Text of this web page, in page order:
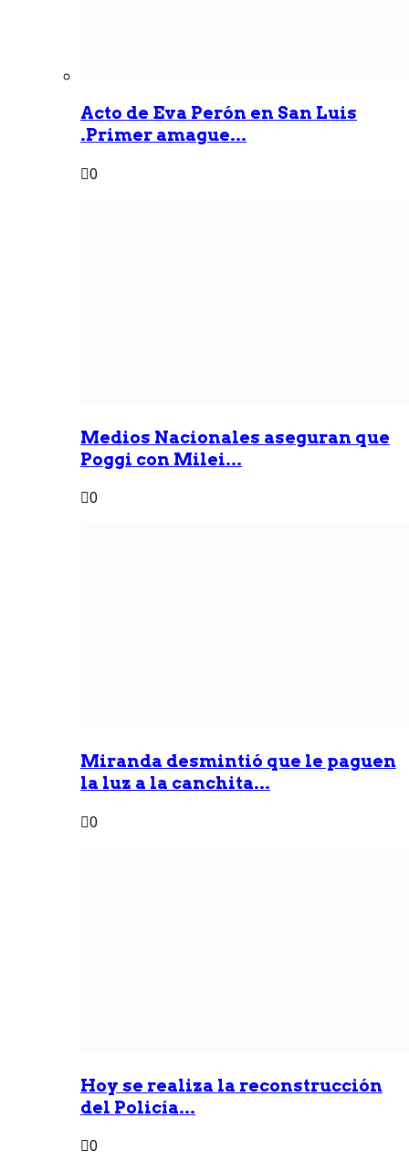
Acto de Eva Perón en San Luis
.Primer amague...
0
Medios Nacionales aseguran que
Poggi con Milei...
0
Miranda desmintió que le paguen
la luz a la canchita...
0
Hoy se realiza la reconstrucción
del Policía...
0